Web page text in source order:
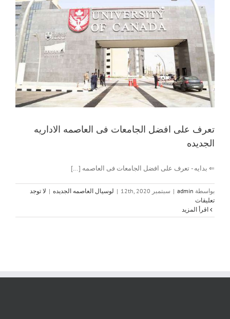
تعرف على افضل الجامعات فى العاصمه الاداريه
الجديده
⇐ بدايه - تعرف على افضل الجامعات فى العاصمه [...]
بواسطة admin
| سبتمبر 12th, 2020 | لوسيال العاصمه الجديده | لا توجد
تعليقات